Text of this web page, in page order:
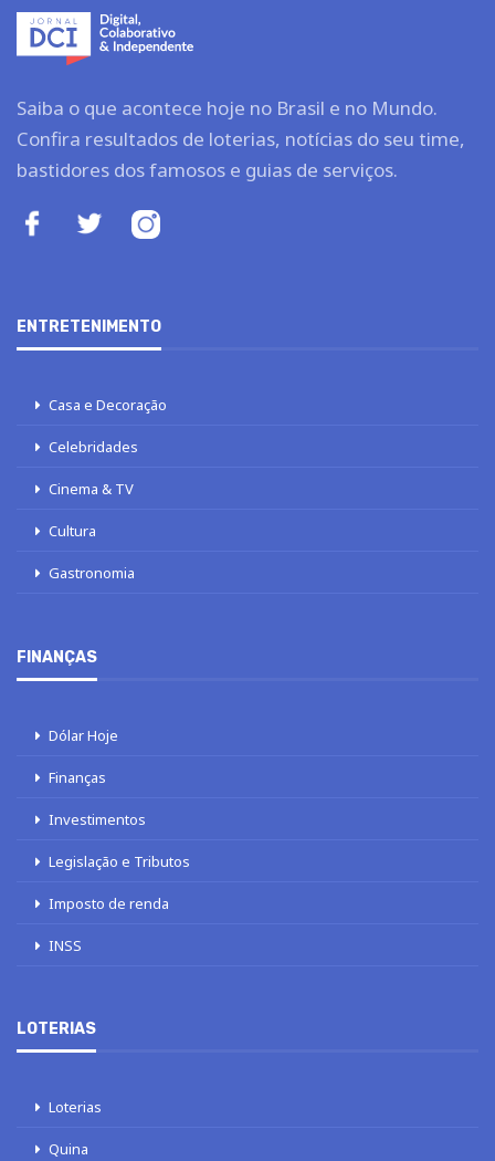
Saiba o que acontece hoje no Brasil e no Mundo.
Confira resultados de loterias, notícias do seu time,
bastidores dos famosos e guias de serviços.
ENTRETENIMENTO
Casa e Decoração
Celebridades
Cinema & TV
Cultura
Gastronomia
FINANÇAS
Dólar Hoje
Finanças
Investimentos
Legislação e Tributos
Imposto de renda
INSS
LOTERIAS
Loterias
Quina